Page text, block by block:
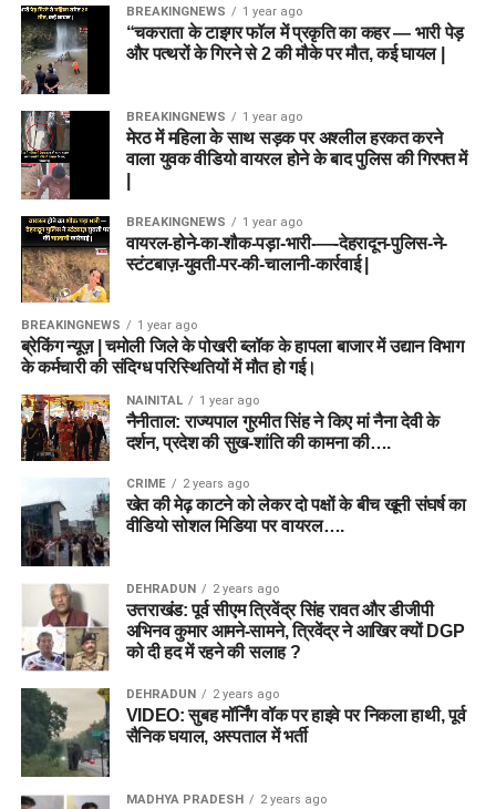
BREAKINGNEWS 1 year ago
“चकराता के टाइगर फॉल में प्रकृति का कहर — भारी पेड़
और पत्थरों के गिरने से 2 की मौके पर मौत, कई घायल |
BREAKINGNEWS 1 year ago
मेरठ में महिला के साथ सड़क पर अश्लील हरकत करने
वाला युवक वीडियो वायरल होने के बाद पुलिस की गिरफ्त में
BREAKINGNEWS 1 year ago
वायरल-होने-का-शौक-पड़ा-भारी-—-देहरादून-पुलिस-ने-
स्टंटबाज़-युवती-पर-की-चालानी-कार्रवाई |
BREAKINGNEWS 1 year ago
ब्रेकिंग न्यूज़ | चमोली जिले के पोखरी ब्लॉक के हापला बाजार में उद्यान विभाग
के कर्मचारी की संदिग्ध परिस्थितियों में मौत हो गई।
NAINITAL 1 year ago
नैनीताल: राज्यपाल गुरमीत सिंह ने किए मां नैना देवी के
दर्शन, प्रदेश की सुख-शांति की कामना की….
CRIME 2 years ago
खेत की मेढ़ काटने को लेकर दो पक्षों के बीच खूनी संघर्ष का
वीडियो सोशल मिडिया पर वायरल….
DEHRADUN 2 years ago
उत्तराखंड: पूर्व सीएम त्रिवेंद्र सिंह रावत और डीजीपी
अभिनव कुमार आमने-सामने, त्रिवेंद्र ने आखिर क्यों DGP
को दी हद में रहने की सलाह ?
DEHRADUN 2 years ago
VIDEO: सुबह मॉर्निंग वॉक पर हाइवे पर निकला हाथी, पूर्व
सैनिक घयाल, अस्पताल में भर्ती
MADHYA PRADESH 2 years ago